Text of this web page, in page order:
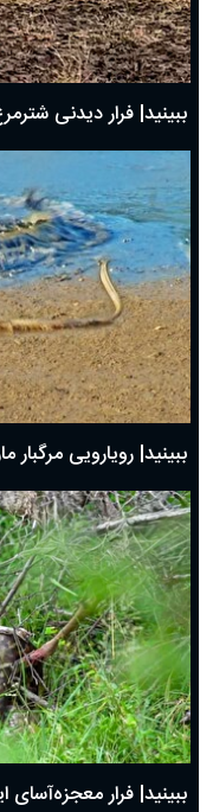
ببینید| فرار دیدنی
ببینید| رویارویی مرگبار
ببینید| فرار